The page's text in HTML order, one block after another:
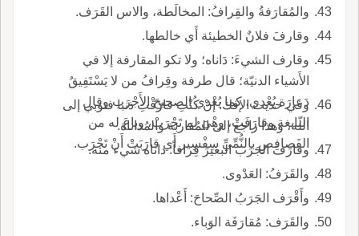
والمُقارَفةُ والقِرافُ: المخالَطة، والاس القَرَف.
وقارفَ فلانٌ الخطيئة أَي خالطها.
وقارف الشيءَ: دَاناه؛ ولا تكو المقارفة إلا في
الأَشياء الدنيّة؛ قال طرفة وقِرافُ من لا يَسْتَفِيقُ
دَعارَة يُعْدي، كما يُعْدي الصحيحَ الأَجْرَب وقال
النابغة وقارَفَتْ، وهْيَ لم تَجْرَبْ، وباعَ له من
الفَصافِصِ بالنُّمِّيِّ سِفْسِير أَي قارَبَتْ أَنْ تَجْرَب.
وفي حديث الإفك: إنْ كُنْتِ قارَفْتِ ذنبا فتوبي إلى
اللّه، وهذا راجع إلى المُقاربة والمُداناة.
وقارَفَ الجَرَب البعيرَ قِرافاً: داناه شيء منه.
والقَرَفُ: العَدْوى.
وأَقْرَف الجَرَبُ الصِّحاحَ: أَعْداها.
والقَرَف: مُقارَفَة الوَباء.